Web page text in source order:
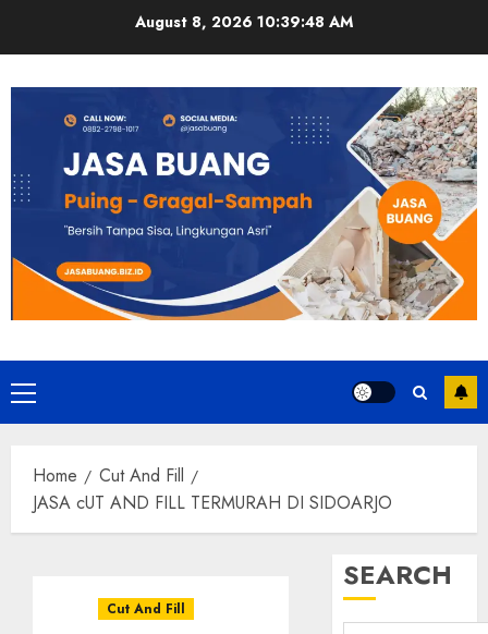
August 8, 2026 10:39:49 AM
Primary
Menu
Home
Cut And Fill
JASA cUT AND FILL TERMURAH DI SIDOARJO
Cut And Fill
SEARCH